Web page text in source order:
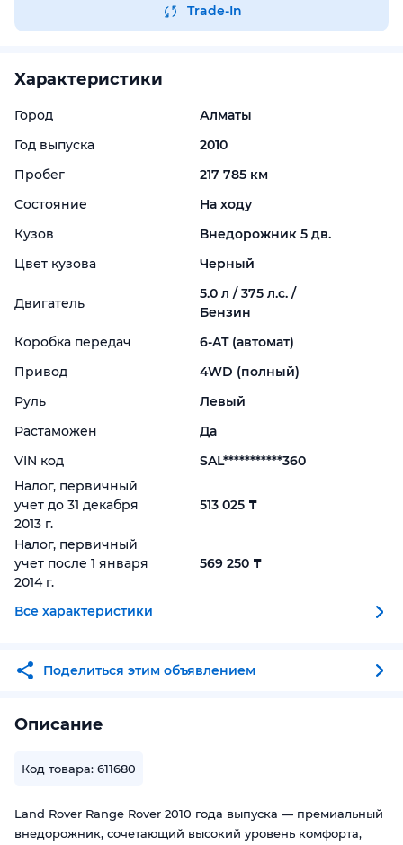
Trade-In
Характеристики
Город
Алматы
Год выпуска
2010
Пробег
217 785 км
Состояние
На ходу
Кузов
Внедорожник 5 дв.
Цвет кузова
Черный
Двигатель
5.0 л / 375 л.с. /
Бензин
Коробка передач
6-AT (автомат)
Привод
4WD (полный)
Руль
Левый
Растаможен
Да
VIN код
SAL***********360
Налог, первичный
учет до 31 декабря
2013 г.
513 025 ₸
Налог, первичный
учет после 1 января
2014 г.
569 250 ₸
Все характеристики
Поделиться этим объявлением
Описание
Код товара: 611680
Land Rover Range Rover 2010 года выпуска — премиальный
внедорожник, сочетающий высокий уровень комфорта,